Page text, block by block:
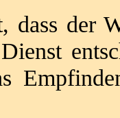
dass der